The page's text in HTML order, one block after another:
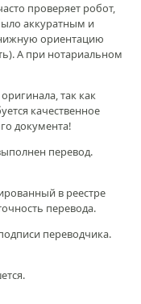
проверяет робот,
аккуратным и
ориентацию
А при нотариальном
так как
качественное
документа!
перевод.
в реестре
перевода.
переводчика.